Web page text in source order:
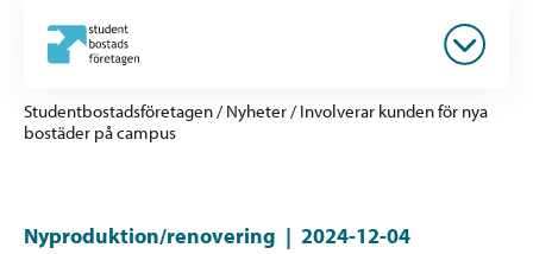
Studentbostadsföretagen/ Nyheter/ Involverar kunden för nya
bostäder på campus
Nyproduktion/renovering | 2024-12-04